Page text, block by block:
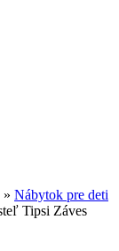
» Nábytok pre deti
Tipsi Záves